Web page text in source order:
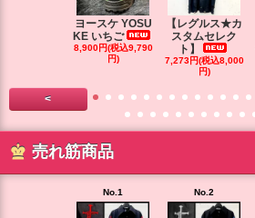
ヨースケ YOSU
KE いちご
8,900円(税込9,790
円)
【レグルス★カ
スタムセレク
ト】
7,273円(税込8,000
円)
<
売れ筋商品
No.1 No.2